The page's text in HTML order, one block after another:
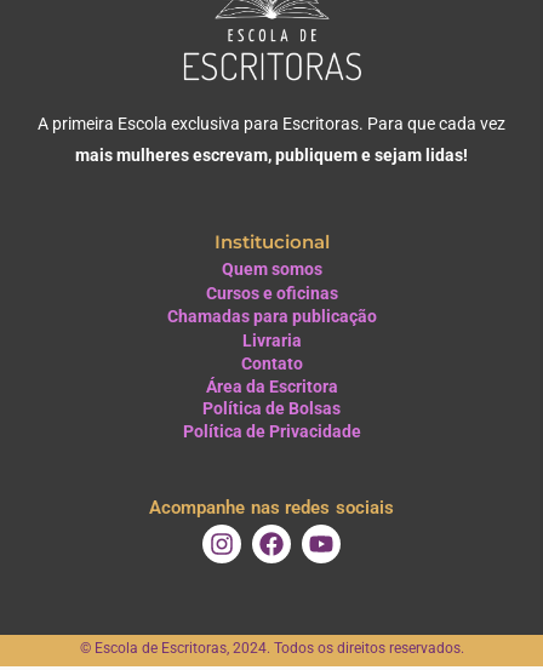
A primeira Escola exclusiva para Escritoras. Para que cada vez
mais mulheres escrevam, publiquem e sejam lidas!
Institucional
Quem somos
Cursos e oficinas
Chamadas para publicação
Livraria
Contato
Área da Escritora
Política de Bolsas
Política de Privacidade
Acompanhe nas redes sociais
I
n
a
g
F
a
b
o
Y
o
u
b
©️ Escola de Escritoras, 2024. Todos os direitos reservados.